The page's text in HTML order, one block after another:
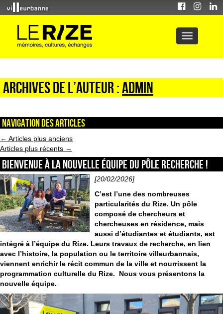
Archives de l’auteur :admin
Navigation des articles
← Articles plus anciens
Articles plus récents →
Bienvenue à la nouvelle équipe du pôle Recherche !
[20/02/2026]
C’est l’une des nombreuses
particularités du Rize. Un pôle
composé de chercheurs et
chercheuses en résidence, mais
aussi d’étudiantes et étudiants, est
intégré à l’équipe du Rize. Leurs travaux de recherche, en lien
avec l’histoire, la population ou le territoire villeurbannais,
viennent enrichir le récit commun de la ville et nourrissent la
programmation culturelle du Rize. Nous vous présentons la
nouvelle équipe.